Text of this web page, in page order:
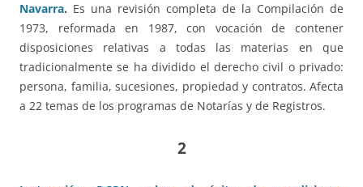
Navarra. Es una revisión completa de la Compilación de
1973, reformada en 1987, con vocación de contener
disposiciones relativas a todas las materias en que
tradicionalmente se ha dividido el derecho civil o privado:
persona, familia, sucesiones, propiedad y contratos. Afecta
a 22 temas de los programas de Notarías y de Registros.
2